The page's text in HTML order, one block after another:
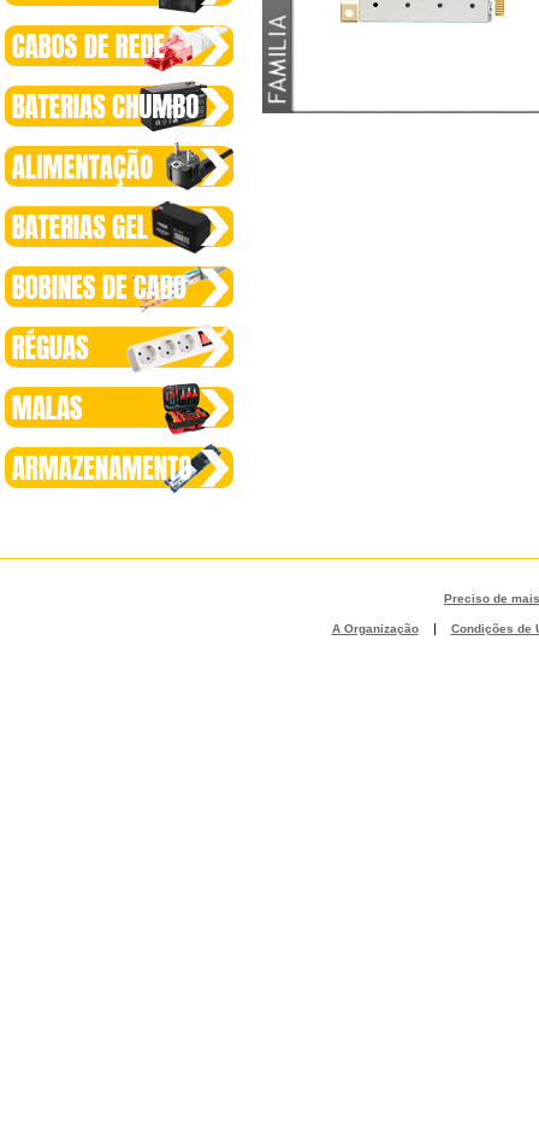
Preciso de
A Organização | Condições de